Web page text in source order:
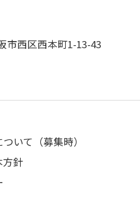
西区西本町1-13-43
いて（募集時）
方針